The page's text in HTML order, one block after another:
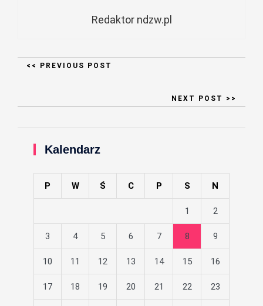
Redaktor ndzw.pl
<< PREVIOUS POST
NEXT POST >>
Kalendarz
P W Ś C P S N
1 2
3 4 5 6 7 8 9
10 11 12 13 14 15 16
17 18 19 20 21 22 23